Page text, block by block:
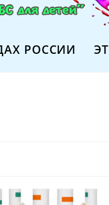
РОССИИ